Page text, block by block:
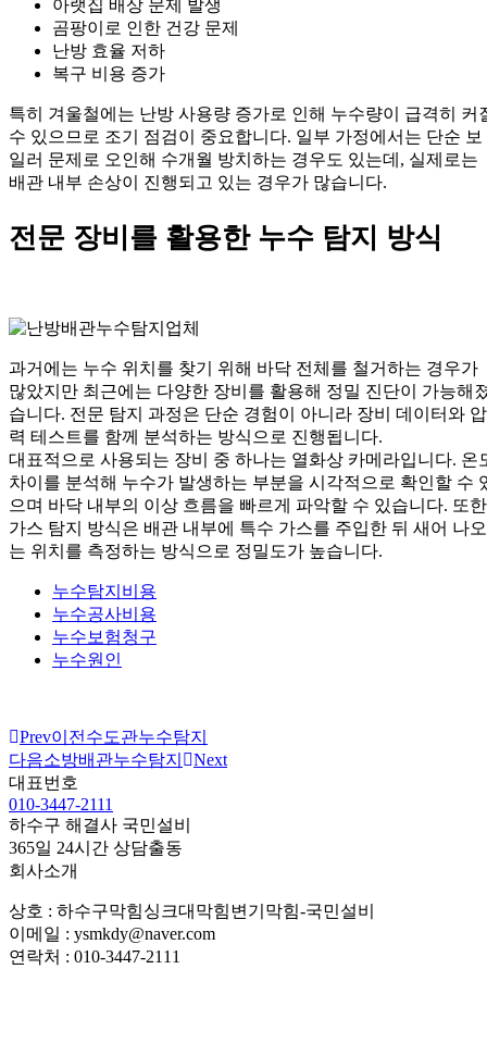
아랫집 배상 문제 발생
곰팡이로 인한 건강 문제
난방 효율 저하
복구 비용 증가
특히 겨울철에는 난방 사용량 증가로 인해 누수량이 급격히 커
수 있으므로 조기 점검이 중요합니다. 일부 가정에서는 단순 보
일러 문제로 오인해 수개월 방치하는 경우도 있는데, 실제로는
배관 내부 손상이 진행되고 있는 경우가 많습니다.
전문 장비를 활용한 누수 탐지 방식
과거에는 누수 위치를 찾기 위해 바닥 전체를 철거하는 경우가
많았지만 최근에는 다양한 장비를 활용해 정밀 진단이 가능해
습니다. 전문 탐지 과정은 단순 경험이 아니라 장비 데이터와 압
력 테스트를 함께 분석하는 방식으로 진행됩니다.
대표적으로 사용되는 장비 중 하나는 열화상 카메라입니다. 온
차이를 분석해 누수가 발생하는 부분을 시각적으로 확인할 수
으며 바닥 내부의 이상 흐름을 빠르게 파악할 수 있습니다. 또한
가스 탐지 방식은 배관 내부에 특수 가스를 주입한 뒤 새어 나오
는 위치를 측정하는 방식으로 정밀도가 높습니다.
누수탐지비용
누수공사비용
누수보험청구
누수원인
Prev이전 수도관누수탐지
다음소방배관누수탐지
Next
대표번호
010-3447-2111
하수구 해결사 국민설비
365일 24시간 상담출동
회사소개
상호 : 하수구막힘싱크대막힘변기막힘-국민설비
이메일 : ysmkdy@naver.com
연락처 : 010-3447-2111